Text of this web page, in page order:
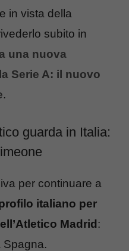
in vista della
subito in
una nuova
Serie A: il nuovo
.
guarda in Italia:
per continuare a
italiano per
Madrid:
Spagna.